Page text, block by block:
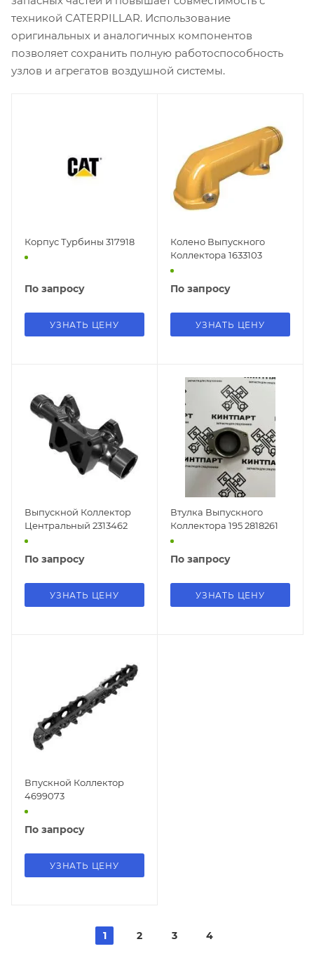
техникой CATERPILLAR. Использование
оригинальных и аналогичных компонентов
позволяет сохранить полную работоспособность
узлов и агрегатов воздушной системы.
Корпус Турбины 317918
По запросу
УЗНАТЬ ЦЕНУ
Колено Выпускного
Коллектора 1633103
По запросу
УЗНАТЬ ЦЕНУ
Выпускной Коллектор
Центральный 2313462
По запросу
УЗНАТЬ ЦЕНУ
Втулка Выпускного
Коллектора 195 2818261
По запросу
УЗНАТЬ ЦЕНУ
Впускной Коллектор
4699073
По запросу
УЗНАТЬ ЦЕНУ
1 2 3 4